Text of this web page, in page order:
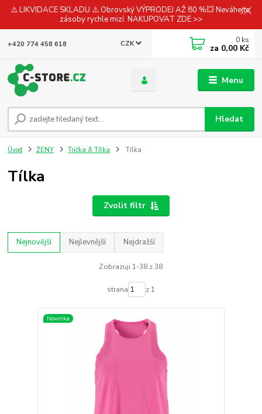
⚠️ LIKVIDACE SKLADU ⚠️ Obrovský VÝPRODEJ AŽ 80 %💥 Neváhejte,
zásoby rychle mizí. NAKUPOVAT ZDE >>
Menu
CZK
Hledat
+420 774 458 618 0 ks
za 0,00 Kč
Úvod ŽENY Trička & Tílka Tílka
Tílka
Zvolit filtr
Nejnovější Nejlevnější Nejdražší
Zobrazuji 1-38 z 38
strana z 1
Novinka